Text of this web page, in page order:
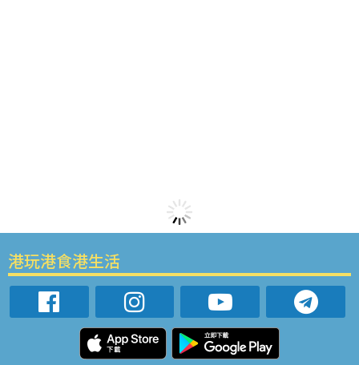
港玩港食港生活